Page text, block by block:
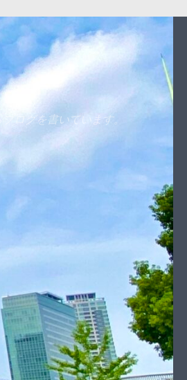
ログを書いています。